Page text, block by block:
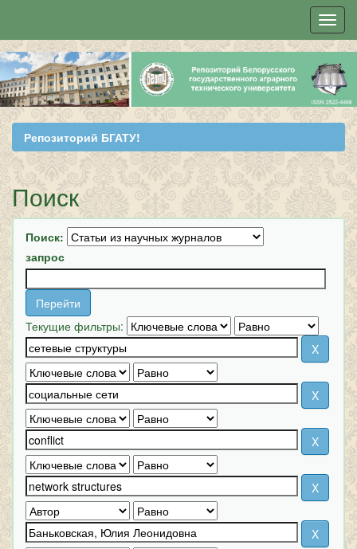
Skip
navigation
Репозиторий БГАТУ!
Поиск
Поиск:
запрос
Текущие фильтры: